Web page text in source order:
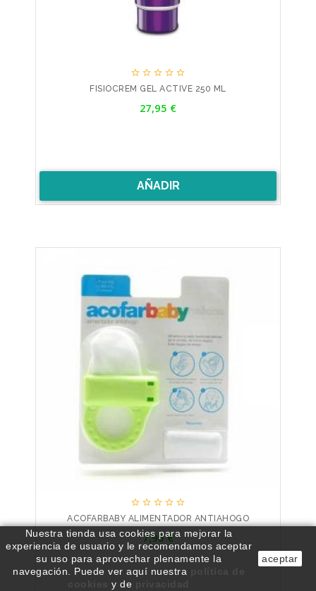
    
FISIOCREM GEL ACTIVE 250 ML
27,95 €
AÑADIR
    
ACOFARBABY ALIMENTADOR ANTIAHOGO
Precio
7,95 €
Nuestra tienda usa cookies para mejorar la
experiencia de usuario y le recomendamos aceptar
su uso para aprovechar plenamente la
navegación.
Puede ver aquí nuestra
y de
aceptar